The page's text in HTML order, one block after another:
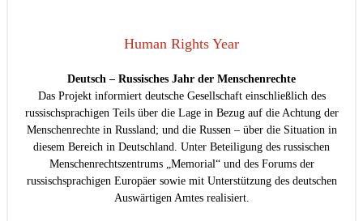
Human Rights Year
Deutsch – Russisches Jahr der Menschenrechte
Das Projekt informiert deutsche Gesellschaft einschließlich des
russischsprachigen Teils über die Lage in Bezug auf die Achtung der
Menschenrechte in Russland; und die Russen – über die Situation in
diesem Bereich in Deutschland. Unter Beteiligung des russischen
Menschenrechtszentrums „Memorial“ und des Forums der
russischsprachigen Europäer sowie mit Unterstützung des deutschen
Auswärtigen Amtes realisiert.